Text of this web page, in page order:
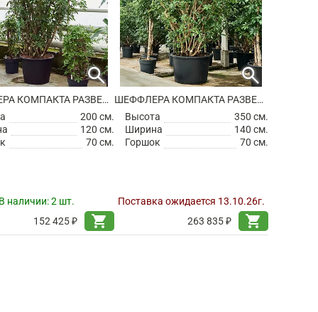
search
ШЕФФЛЕРА КОМПАКТА РАЗВЕТВЛЕННАЯ
200 см.
120 см.
70 см.
наличии:2 шт.
152 425 ₽
shopping_cart
search
ШЕФФЛЕРА КОМПАКТА РАЗВЕТВЛЕННАЯ
Высота
350 см.
Ширина
140 см.
Горшок
70 см.
Поставка ожидается 13.10.26г.
263 835 ₽
shopping_cart